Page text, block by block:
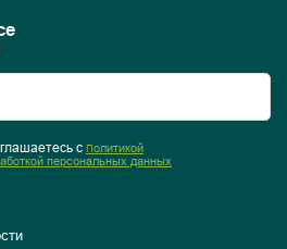
с Политикой
персональных данных